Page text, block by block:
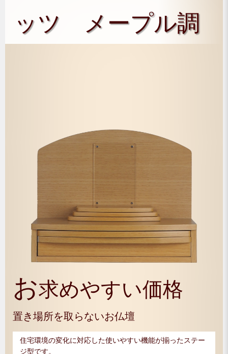
ッツ メープル調
お求めやすい価格
置き場所を取らないお仏壇
住宅環境の変化に対応した使いやすい機能が揃ったステー
ジ型です。